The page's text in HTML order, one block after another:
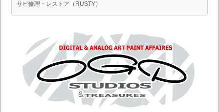
サビ修理・レストア（RUSTY）